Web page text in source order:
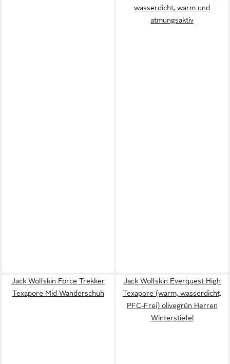
wasserdicht, warm und
atmungsaktiv
Jack Wolfskin Force Trekker
Texapore Mid Wanderschuh
Jack Wolfskin Everquest High
Texapore (warm, wasserdicht,
PFC-Frei) olivegrün Herren
Winterstiefel